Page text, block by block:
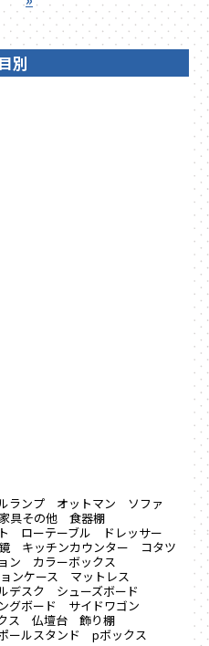
別
ランプ オットマン
ソファ
具その他
食器棚
ローテーブル
ドレッサー
キッチンカウンター
コタツ
ン
カラーボックス
ンケース
マットレス
デスク
シューズボード
グボード
サイドワゴン
ス 仏壇台
飾り棚
ールスタンド pボックス